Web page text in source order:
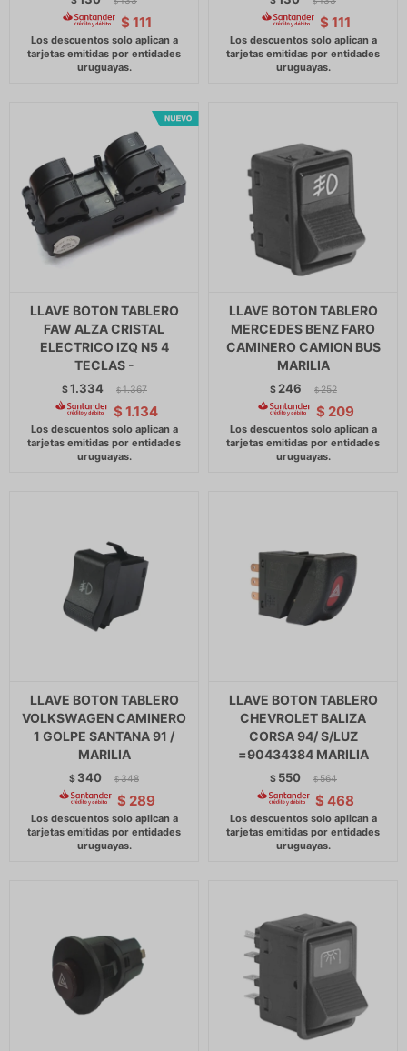
$ 111 $ 111
LLAVE BOTON TABLERO
FAW ALZA CRISTAL
ELECTRICO IZQ N5 4
TECLAS -
$1.334 $ 1.367
$ 1.134
LLAVE BOTON TABLERO
MERCEDES BENZ FARO
CAMINERO CAMION BUS
MARILIA
$ 246 $ 252
$ 209
LLAVE BOTON TABLERO
VOLKSWAGEN CAMINERO
1 GOLPE SANTANA 91 /
MARILIA
$ 340 $ 348
$ 289
LLAVE BOTON TABLERO
CHEVROLET BALIZA
CORSA 94/ S/LUZ
=90434384 MARILIA
$ 550 $ 564
$ 468